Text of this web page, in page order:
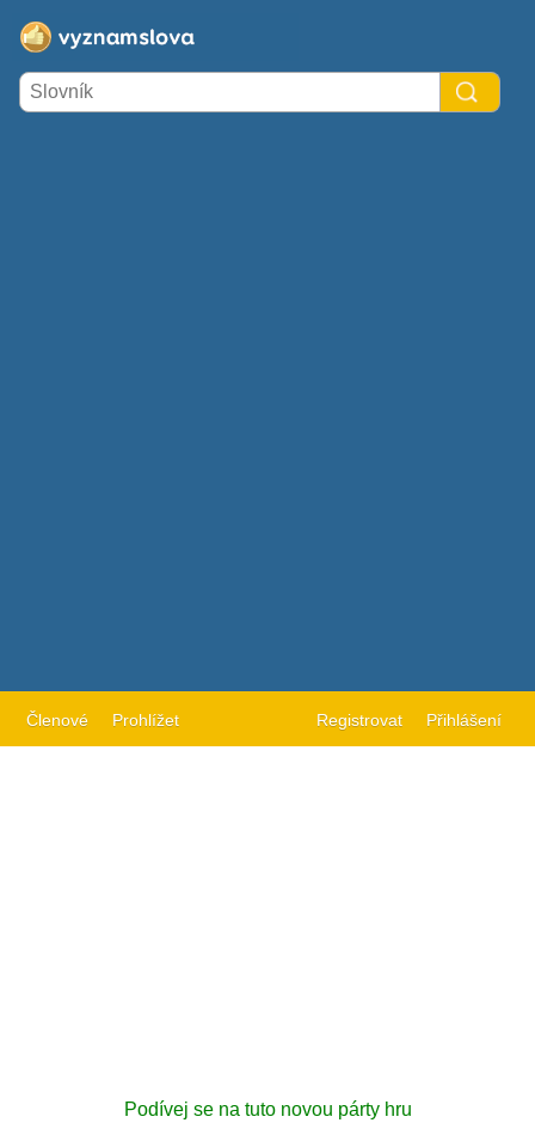
Členové Prohlížet Registrovat Přihlášení
Podívej se na tuto novou párty hru